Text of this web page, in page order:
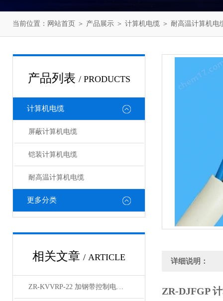
当前位置： 网站首页 ＞ 产品展示 ＞ 计算机电缆 ＞ 耐高温计算机电
产品列表 / PRODUCTS
计算机电缆
屏蔽计算机电缆
铠装计算机电缆
耐高温计算机电缆
更多分类
相关文章 / ARTICLE
ZR-KVVRP-22 加钢带控制电缆简介
详细说明：
ZR-DJFGP